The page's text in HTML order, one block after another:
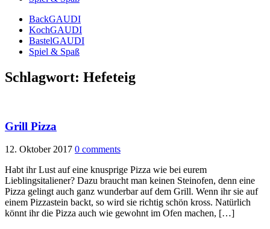
BackGAUDI
KochGAUDI
BastelGAUDI
Spiel & Spaß
Schlagwort: Hefeteig
Grill Pizza
12. Oktober 2017 0 comments
Habt ihr Lust auf eine knusprige Pizza wie bei eurem
Lieblingsitaliener? Dazu braucht man keinen Steinofen, denn eine
Pizza gelingt auch ganz wunderbar auf dem Grill. Wenn ihr sie auf
einem Pizzastein backt, so wird sie richtig schön kross. Natürlich
könnt ihr die Pizza auch wie gewohnt im Ofen machen, […]